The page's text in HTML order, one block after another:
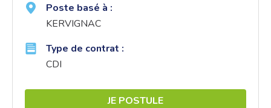
Poste basé à :
KERVIGNAC
Type de contrat :
CDI
JE POSTULE